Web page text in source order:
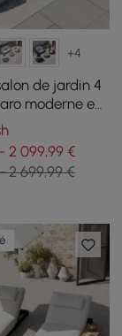
+4
de jardin 4
moderne en
gris, avec
2 099,99 €
2 699,99 €